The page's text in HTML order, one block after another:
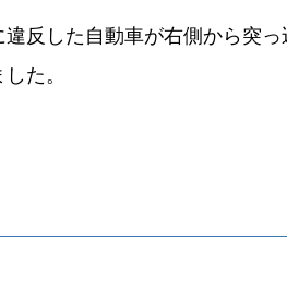
反した自動車が右側から突
た。